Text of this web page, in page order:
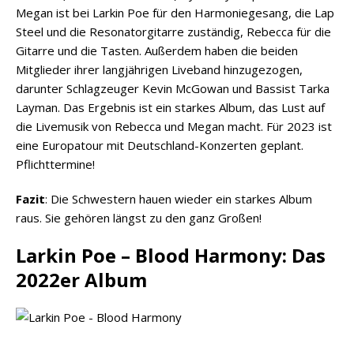
Megan ist bei Larkin Poe für den Harmoniegesang, die Lap
Steel und die Resonatorgitarre zuständig, Rebecca für die
Gitarre und die Tasten. Außerdem haben die beiden
Mitglieder ihrer langjährigen Liveband hinzugezogen,
darunter Schlagzeuger Kevin McGowan und Bassist Tarka
Layman. Das Ergebnis ist ein starkes Album, das Lust auf
die Livemusik von Rebecca und Megan macht. Für 2023 ist
eine Europatour mit Deutschland-Konzerten geplant.
Pflichttermine!
Fazit: Die Schwestern hauen wieder ein starkes Album
raus. Sie gehören längst zu den ganz Großen!
Larkin Poe – Blood Harmony: Das
2022er Album